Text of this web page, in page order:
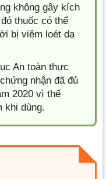
không gây kích
thuốc có thể
bị viêm loét dạ
An toàn thực
nhận đã đủ
2020 vì thế
khi dùng.